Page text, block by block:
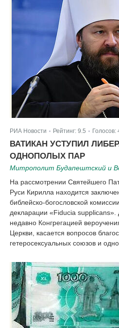
РИА Новости | Рейтинг: 9.5 Голосов:
ВАТИКАН УСТУПИЛ
ОДНОПОЛЫХ ПАР
Митрополит Будапештский и
На рассмотрении Святейшего
Руси Кирилла находится
библейско-богословской
декларации «Fiducia supplicans».
недавно Конгрегацией
Церкви, касается вопросов
гетеросексуальных союзов и